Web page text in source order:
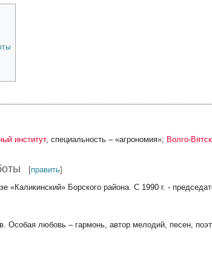
институт, специальность – «агрономия»; Волго-
[править]
«Каликинский» Борского района. С 1990 г. -
Особая любовь – гармонь, автор мелодий, песен,